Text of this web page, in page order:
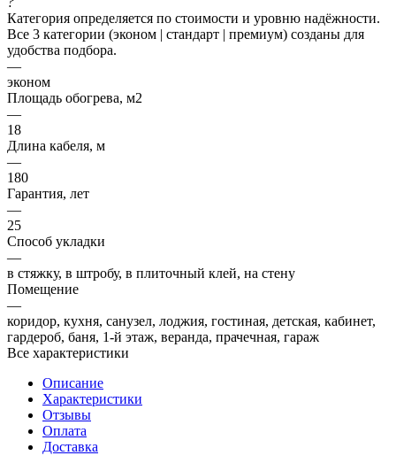
Категория определяется по стоимости и уровню надёжности.
Все 3 категории (эконом | стандарт | премиум) созданы для
удобства подбора.
—
эконом
Площадь обогрева, м2
—
18
Длина кабеля, м
—
180
Гарантия, лет
—
25
Способ укладки
—
в стяжку, в штробу, в плиточный клей, на стену
Помещение
—
коридор, кухня, санузел, лоджия, гостиная, детская, кабинет,
гардероб, баня, 1-й этаж, веранда, прачечная, гараж
Все характеристики
Описание
Характеристики
Отзывы
Оплата
Доставка